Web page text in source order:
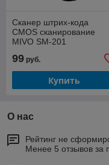
Сканер штрих-кода
CMOS сканирование
MIVO SM-201
99 руб.
Купить
О нас
Рейтинг не
Менее 5 отзывов за